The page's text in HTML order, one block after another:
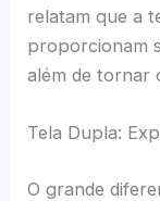
relatam que a
proporcionam
além de tornar
Tela Dupla:
O grande